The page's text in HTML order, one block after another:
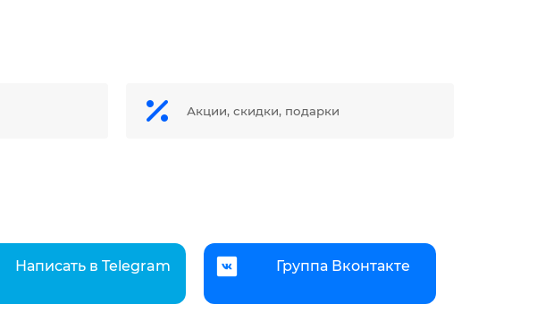
Акции, скидки, подарки
Написать в Telegram Группа Вконтакте